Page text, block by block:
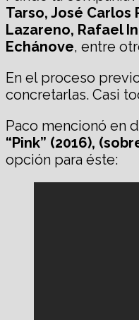
Tarso, José
Lazareno, Rafael
Echánove, entre
En el proceso
concretarlas. Casi
Paco mencionó en
“Pink” (2016),
opción para éste: